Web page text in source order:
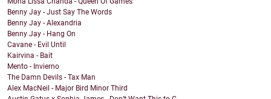
Benny Jay - Just Say The Words
Benny Jay - Alexandria
Benny Jay - Hang On
Cavane - Evil Until
Kairvina - Bait
Mento - Invierno
The Damn Devils - Tax Man
Alex MacNeil - Major Bird Minor Third